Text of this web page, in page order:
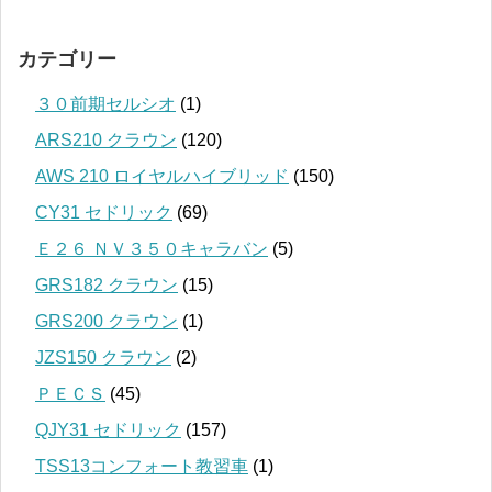
カテゴリー
３０前期セルシオ (1)
ARS210 クラウン (120)
AWS 210 ロイヤルハイブリッド (150)
CY31 セドリック (69)
Ｅ２６ ＮＶ３５０キャラバン (5)
GRS182 クラウン (15)
GRS200 クラウン (1)
JZS150 クラウン (2)
ＰＥＣＳ (45)
QJY31 セドリック (157)
TSS13コンフォート教習車 (1)